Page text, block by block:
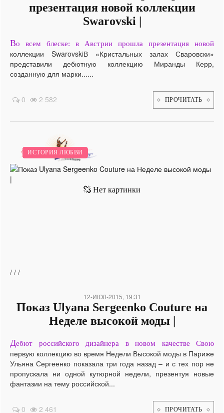
презентация новой коллекции
Swarovski |
Во всем блеске: в Австрии прошла презентация новой
коллекции SwarovskiВ «Кристальных залах Сваровски»
представили дебютную коллекцию Миранды Керр,
созданную для марки......
0 2 582 ПРОЧИТАТЬ
МОДА.
/
ВЫСОКАЯ МОДА.
/
НОВИНКИ.
/
ИСТОРИЯ ЛЮБВИ
12-ИЮЛ-2015, 19:31
Показ Ulyana Sergeenko Couture на
Неделе высокой моды |
Дебют российского дизайнера в новом качестве Свою
первую коллекцию во время Недели Высокой моды в Париже
Ульяна Сергеенко показала три года назад – и с тех пор не
пропускала ни одной кутюрной недели, презентуя новые
фантазии на тему российской...
0 2 461 ПРОЧИТАТЬ